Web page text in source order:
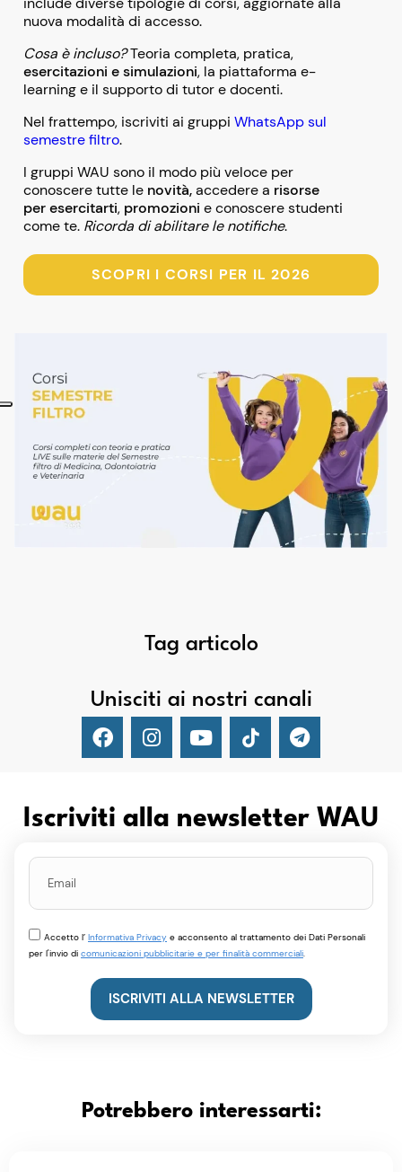
nuova modalità di accesso.
Cosa è incluso?Teoria completa, pratica,
esercitazioni e simulazioni, la piattaforma e-
learning e il supporto di tutor e docenti.
Nel frattempo, iscriviti ai gruppi WhatsApp sul
semestre filtro.
I gruppi WAU sono il modo più veloce per
conoscere tutte le novità,accedere a risorse
per esercitarti, promozioni e conoscere studenti
come te. Ricorda di abilitare le notifiche.
SCOPRI I CORSI PER IL 2026
Tag articolo
Unisciti ai nostri canali
Iscriviti alla newsletter WAU
Accetto l’ Informativa Privacy e acconsento al trattamento dei Dati Personali
per l'invio di comunicazioni pubblicitarie e per finalità commerciali.
ISCRIVITI ALLA NEWSLETTER
Potrebbero interessarti: